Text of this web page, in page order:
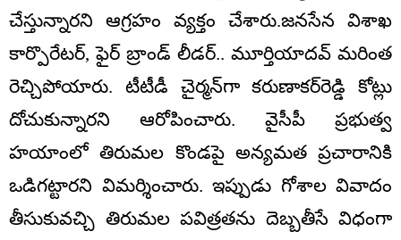
చేస్తున్నారని ఆగ్రహం వ్యక్తం చేశారు.జనసేన విశాఖ
కార్పొరేటర్, ఫైర్ బ్రాండ్ లీడర్.. మూర్తియాదవ్ మరింత
రెచ్చిపోయారు. టీటీడీ చైర్మన్‌గా కరుణాకర్‌రెడ్డి కోట్లు
దోచుకున్నారని ఆరోపించారు. వైసీపీ ప్రభుత్వ
హయాంలో తిరుమల కొండపై అన్యమత ప్రచారానికి
ఒడిగట్టారని విమర్శించారు. ఇప్పుడు గోశాల వివాదం
తీసుకువచ్చి తిరుమల పవిత్రతను దెబ్బతీసే విధంగా